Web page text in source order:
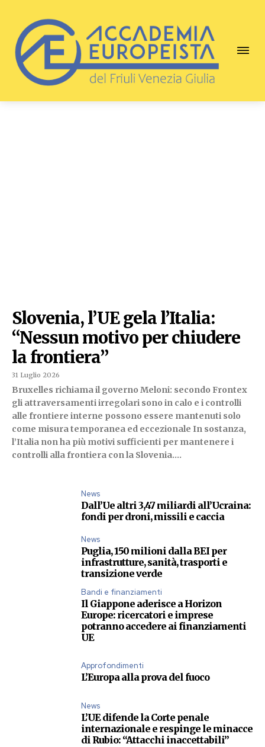
Slovenia, l’UE gela l’Italia:
“Nessun motivo per chiudere
la frontiera”
31 Luglio 2026
Bruxelles richiama il governo Meloni: secondo Frontex
gli attraversamenti irregolari sono in calo e i controlli
alle frontiere interne possono essere mantenuti solo
come misura temporanea ed eccezionale In sostanza,
l’Italia non ha più motivi sufficienti per mantenere i
controlli alla frontiera con la Slovenia....
News
Dall’Ue altri 3,47 miliardi all’Ucraina:
fondi per droni, missili e caccia
News
Puglia, 150 milioni dalla BEI per
infrastrutture, sanità, trasporti e
transizione verde
Bandi e finanziamenti
Il Giappone aderisce a Horizon
Europe: ricercatori e imprese
potranno accedere ai finanziamenti
UE
Approfondimenti
L’Europa alla prova del fuoco
News
L’UE difende la Corte penale
internazionale e respinge le minacce
di Rubio: “Attacchi inaccettabili”